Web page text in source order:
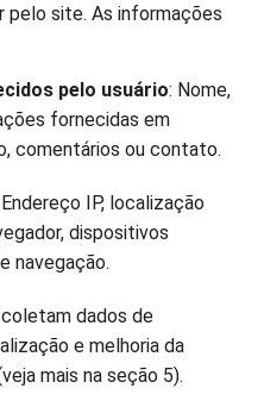
pelo site. As informações
pelo usuário: Nome,
fornecidas em
comentários ou contato.
IP, localização
dispositivos
navegação.
dados de
e melhoria da
mais na seção 5).